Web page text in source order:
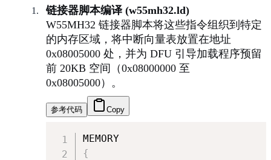
链接器脚本编译 (w55mh32.ld)
W55MH32 链接器脚本将这些指令组织到特定
的内存区域，将中断向量表放置在地址
0x08005000 处，并为 DFU 引导加载程序预留
前 20KB 空间（0x08000000 至
0x08005000）。
参考代码 Copy
MEMORY
{